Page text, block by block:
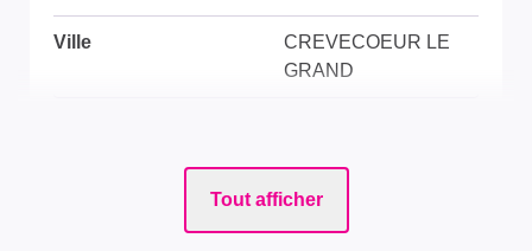
Ville
CREVECOEUR LE
GRAND
204000 EUR
Tout afficher